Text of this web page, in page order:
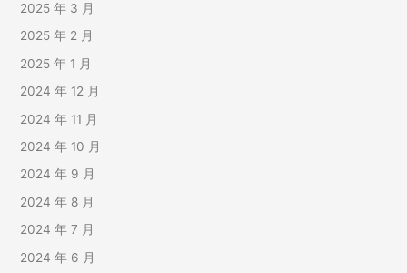
2025 年 3 月
2025 年 2 月
2025 年 1 月
2024 年 12 月
2024 年 11 月
2024 年 10 月
2024 年 9 月
2024 年 8 月
2024 年 7 月
2024 年 6 月